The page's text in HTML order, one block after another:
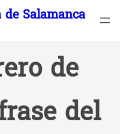
Salamanca
de
del